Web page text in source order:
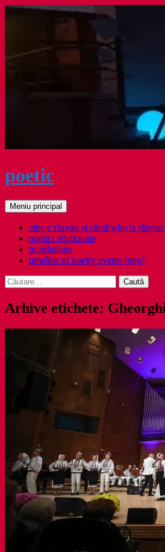
poetic
Caută
Meniu principal
cine e răzvan și când/who is
poetici relaţionale
translations
timeline of poetry events (eng)
Caută
după:
Arhive etichete: